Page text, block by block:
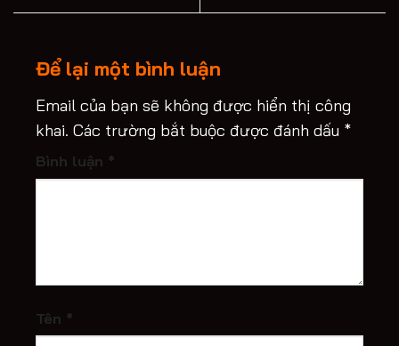
Để lại một bình luận
Email của bạn sẽ không được hiển thị công
khai. Các trường bắt buộc được đánh dấu *
Bình luận *
Tên *